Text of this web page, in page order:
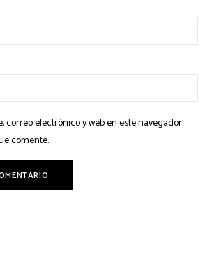
correo electrónico y web en este navegador
comente.